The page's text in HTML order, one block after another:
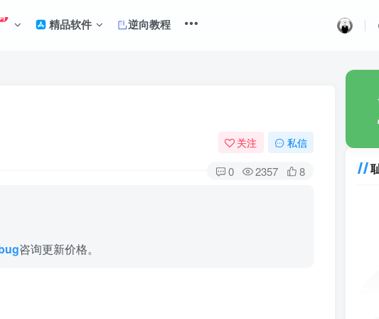
精品软件 逆向教程
关注 私信
0 2357 8
咨询更新价格。